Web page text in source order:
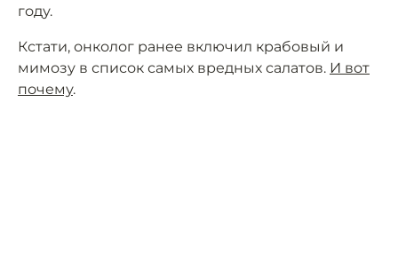
году.
Кстати, онколог ранее включил крабовый и
мимозу в список самых вредных салатов. И вот
почему.